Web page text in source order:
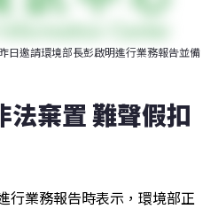
日邀請環境部長彭啟明進行業務報告並備
法棄置 難聲假扣
行業務報告時表示，環境部正